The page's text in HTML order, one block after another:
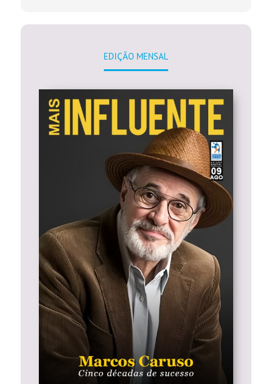
EDIÇÃO MENSAL